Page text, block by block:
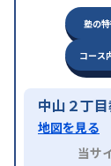
塾の
コース
中山２丁
地図を見る
当サ